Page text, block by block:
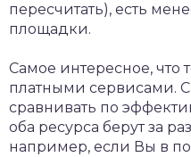
пересчитать), есть
площадки.
Самое интересное, что
платными сервисами.
сравнивать по
оба ресурса берут за
например, если Вы в